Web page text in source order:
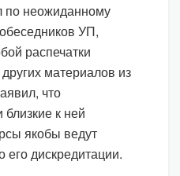
по неожиданному
УП,
распечатки
материалов из
что
близкие к ней
якобы ведут
дискредитации.